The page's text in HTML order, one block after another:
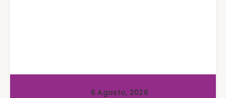
6 Agosto, 2026